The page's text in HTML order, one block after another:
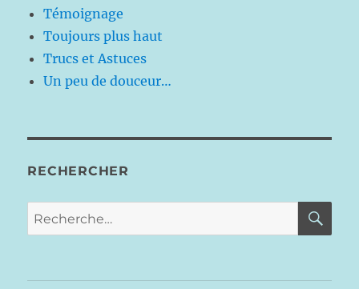
Témoignage
Toujours plus haut
Trucs et Astuces
Un peu de douceur…
RECHERCHER
Recherche
pour :